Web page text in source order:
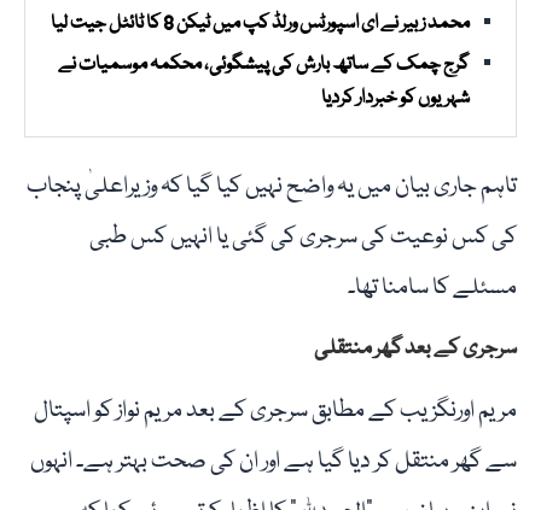
محمد زبیر نے ای اسپورٹس ورلڈ کپ میں ٹیکن 8 کا ٹائٹل جیت لیا
گرج چمک کے ساتھ بارش کی پیشگوئی، محکمہ موسمیات نے
شہریوں کو خبردار کردیا
تاہم جاری بیان میں یہ واضح نہیں کیا گیا کہ وزیراعلیٰ پنجاب
کی کس نوعیت کی سرجری کی گئی یا انہیں کس طبی
مسئلے کا سامنا تھا۔
سرجری کے بعد گھر منتقلی
مریم اورنگزیب کے مطابق سرجری کے بعد مریم نواز کو اسپتال
سے گھر منتقل کر دیا گیا ہے اور ان کی صحت بہتر ہے۔ انہوں